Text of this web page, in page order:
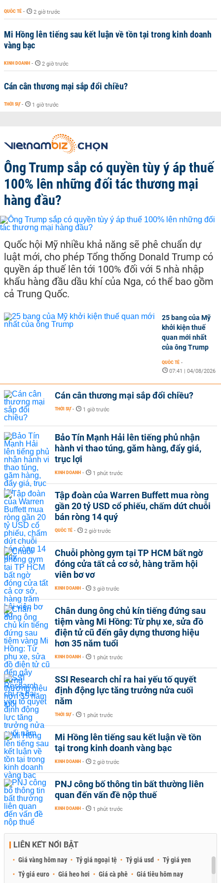
QUỐC TẾ - 2 giờ trước
Mi Hồng lên tiếng sau kết luận về tồn tại trong kinh doanh
vàng bạc
KINH DOANH - 2 giờ trước
Cán cân thương mại sắp đổi chiều?
THỜI SỰ - 1 giờ trước
Ông Trump sắp có quyền tùy ý áp thuế
100% lên những đối tác thương mại
hàng đầu?
Quốc hội Mỹ nhiều khả năng sẽ phê chuẩn dự
luật mới, cho phép Tổng thống Donald Trump có
quyền áp thuế lên tới 100% đối với 5 nhà nhập
khẩu hàng đầu dầu khí của Nga, có thể bao gồm
cả Trung Quốc.
25 bang của Mỹ
khởi kiện thuế
quan mới nhất
của ông Trump
QUỐC TẾ -
07:41 | 04/08/2026
Cán cân thương mại sắp đổi chiều?
THỜI SỰ - 1 giờ trước
Bảo Tín Mạnh Hải lên tiếng phủ nhận
hành vi thao túng, găm hàng, đẩy giá,
trục lợi
KINH DOANH - 1 phút trước
Tập đoàn của Warren Buffett mua ròng
gần 20 tỷ USD cổ phiếu, chấm dứt chuỗi
bán ròng 14 quý
QUỐC TẾ - 2 giờ trước
Chuỗi phòng gym tại TP HCM bất ngờ
đóng cửa tất cả cơ sở, hàng trăm hội
viên bơ vơ
KINH DOANH - 3 giờ trước
Chân dung ông chủ kín tiếng đứng sau
tiệm vàng Mi Hồng: Từ phụ xe, sửa đồ
điện tử cũ đến gây dựng thương hiệu
hơn 35 năm tuổi
KINH DOANH - 1 phút trước
SSI Research chỉ ra hai yếu tố quyết
định động lực tăng trưởng nửa cuối
năm
THỜI SỰ - 1 phút trước
Mi Hồng lên tiếng sau kết luận về tồn
tại trong kinh doanh vàng bạc
KINH DOANH - 2 giờ trước
PNJ công bố thông tin bất thường liên
quan đến vấn đề nộp thuế
KINH DOANH - 1 phút trước
LIÊN KẾT NỔI BẬT
Giá vàng hôm nay Tỷ giá ngoại tệ Tỷ giá usd
Tỷ giá yen
Tỷ giá euro
Giá heo hơi Giá cà phê Giá tiêu hôm nay